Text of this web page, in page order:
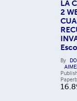
LA
2
By